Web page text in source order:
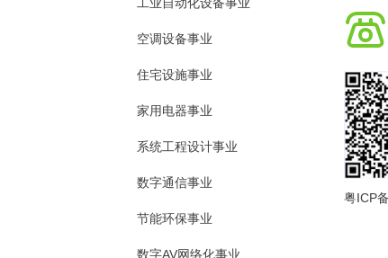
空调设备事业
住宅设施事业
家用电器事业
系统工程设计事业
数字通信事业
节能环保事业
数字AV网络化事业
粤ICP